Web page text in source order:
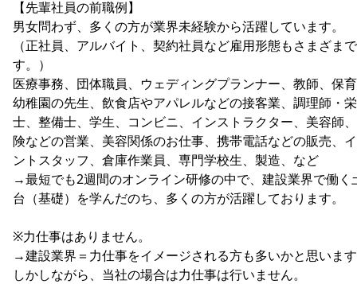
【先輩社員の前職例】
男女問わず、多くの方が業界未経験から活躍しています。
（正社員、アルバイト、契約社員など雇用形態もさまざまで
す。）
医療事務、団体職員、ウェディングプランナー、教師、保
幼稚園の先生、飲食店やアパレルなどの接客業、調理師・
士、整備士、学生、コンビニ、インストラクター、美容師
険などの営業、美容関係のお仕事、携帯電話などの販売、
ントスタッフ、倉庫作業員、専門学校生、製造、など
→最短でも2週間のオンライン研修の中で、建設業界で働く
台（基礎）を学んだのち、多くの方が活躍しております。
※力仕事はありません。
→建設業界＝力仕事をイメージされる方も多いかと思いま
しかしながら、当社の場合は力仕事は行いません。